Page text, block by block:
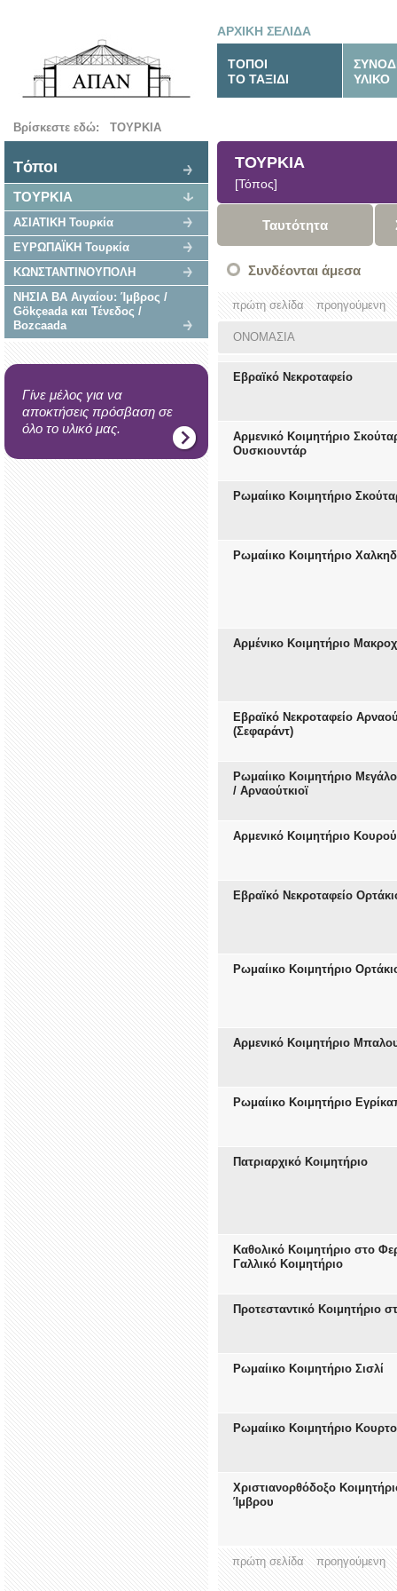
ΑΡΧΙΚΗ ΣΕΛΙΔΑ
ΤΟΠΟΙ
ΤΟ ΤΑΞΙΔΙ
ΥΛΙΚΟ
Βρίσκεστε εδώ: ΤΟΥΡΚΙΑ
Tόποι
ΤΟΥΡΚΙΑ
ΑΣΙΑΤΙΚΗ Τουρκία
ΕΥΡΩΠΑΪΚΗ Τουρκία
ΚΩΝΣΤΑΝΤΙΝΟΥΠΟΛΗ
ΝΗΣΙΑ ΒΑ Αιγαίου: Ίμβρος /
Gökçeada και Τένεδος /
Bozcaada
Γίνε μέλος για να
αποκτήσεις πρόσβαση σε
όλο το υλικό μας.
ΤΟΥΡΚΙΑ
[Τόπος]
Ταυτότητα
Συνδέονται άμεσα
πρώτη σελίδα προηγούμενη
ΟΝΟΜΑΣΙΑ
Εβραϊκό Νεκροταφείο
Αρμενικό Κοιμητήριο
Ουσκιουντάρ
Ρωμαίικο Κοιμητήριο
Ρωμαίικο Κοιμητήριο
Αρμένικο Κοιμητήριο
Εβραϊκό Νεκροταφείο
(Σεφαράντ)
Ρωμαίικο Κοιμητήριο
/ Αρναούτκιοϊ
Αρμενικό Κοιμητήριο
Εβραϊκό Νεκροταφείο
Ρωμαίικο Κοιμητήριο
Αρμενικό Κοιμητήριο
Ρωμαίικο Κοιμητήριο
Πατριαρχικό Κοιμητήριο
Καθολικό Κοιμητήριο στο
Γαλλικό Κοιμητήριο
Προτεσταντικό Κοιμητήριο
Ρωμαίικο Κοιμητήριο Σισλί
Ρωμαίικο Κοιμητήριο
Χριστιανορθόδοξο
Ίμβρου
πρώτη σελίδα προηγούμενη